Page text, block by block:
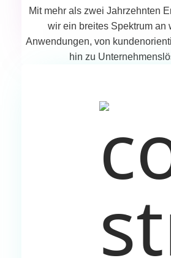
Mit mehr als zwei Jahrzehnten
wir ein breites Spektrum an
Anwendungen, von
hin zu